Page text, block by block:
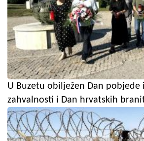
U Buzetu obilježen Dan pobjede
zahvalnosti i Dan hrvatskih